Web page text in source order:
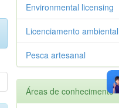
Environmental licensing
Licenciamento ambiental
Pesca artesanal
Áreas de conhecimento